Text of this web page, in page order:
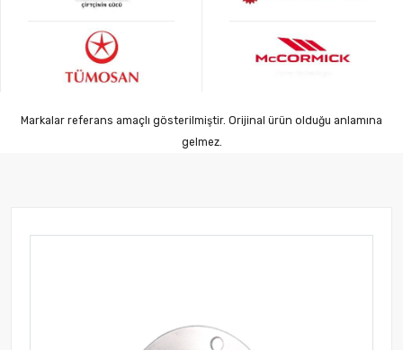
Markalar referans amaçlı gösterilmiştir. Orijinal ürün olduğu anlamına
gelmez.